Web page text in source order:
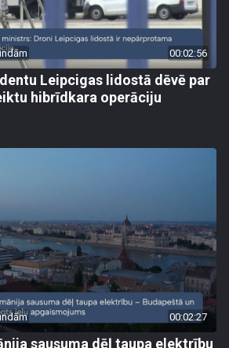
00:02:56
Leipcigas lidostā dēvē par
hibrīdkara operāciju
00:02:27
sausuma dēļ taupa elektrību